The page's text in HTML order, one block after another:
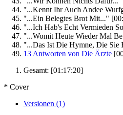
"...Kennt Ihr Auch Andee
"...Ein Belegtes Brot Mit..."
"...Ich Hab's Echt Vermieden
"...Womit Heute Wieder Mal
"...Das Ist Die Hymne, Die Sie
13 Antworten von Die Ärzte
Gesamt: [01:17:20]
* Cover
Versionen (1)